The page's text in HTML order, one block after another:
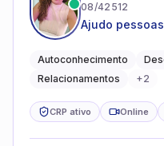
08/42512
Ajudo
Autoconhecimento
Relacionamentos
+2
CRP ativo Online